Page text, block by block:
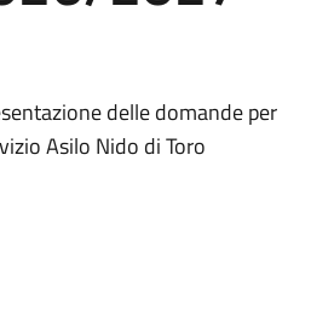
delle domande per
Asilo Nido di Toro